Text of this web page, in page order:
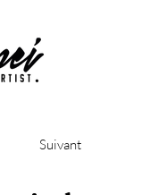
Suivant